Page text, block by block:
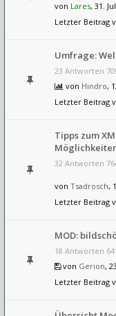
von Lares, 31.
Letzter Beitrag
Umfrage:
23 Antworten
von Hindro,
Letzter Beitrag
Tipps zum
32 Antworten
von Tsadrosch,
Letzter Beitrag
MOD:
18 Antworten
von Gerion,
Letzter Beitrag